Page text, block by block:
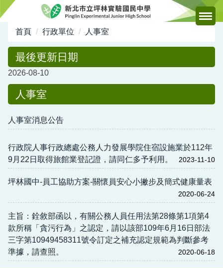
跳
容
首頁 行政單位 人事室
最後更新日期
2026-08-10
人事室
人事室消息公告
行政院人事行政總處公務人力發展學院住宿設施業於112年
9月22日取得旅館業登記證，請同仁多予利用。
2023-11-10
坪林國中-員工協助方案-關懷員安心小撇步及簡式健康量表
2020-06-24
主旨：銓敘部函以，有關公務人員任用法第28條第1項第4
款所稱「貪污行為」之認定，請以該部109年6月16日部法
三字第10949458311號令訂定之補充認定規範為判斷參考
準據，請查照。
2020-06-18